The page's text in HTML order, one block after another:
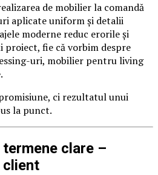
de mobilier la comandă
aplicate uniform și detalii
moderne reduc erorile și
proiect, fie că vorbim despre
uri, mobilier pentru living
ci rezultatul unui
la punct.
clare –
client